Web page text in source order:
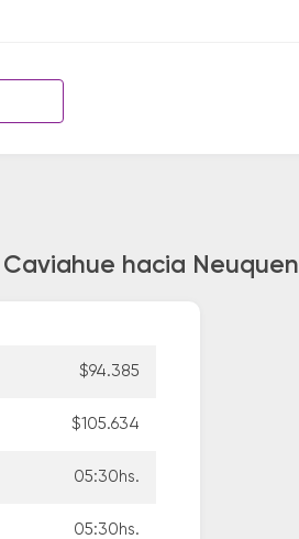
hacia Neuquen
$94.385
$105.634
05:30hs.
05:30hs.